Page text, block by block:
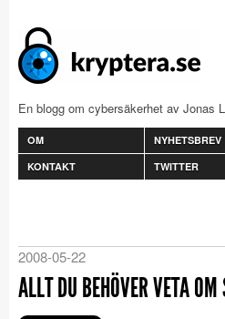
En blogg om cybersäkerhet av Jonas
OM
NYHETSBREV
KONTAKT
TWITTER
2008-05-22
ALLT DU BEHÖVER VETA